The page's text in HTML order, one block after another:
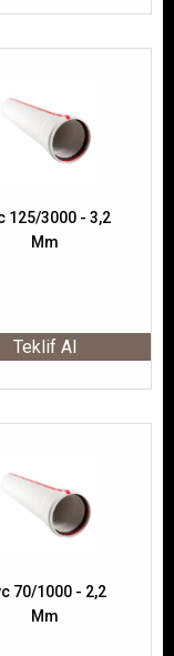
125/3000 - 3,2
Mm
Teklif Al
70/1000 - 2,2
Mm